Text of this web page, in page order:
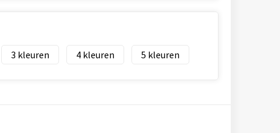
3 4 5